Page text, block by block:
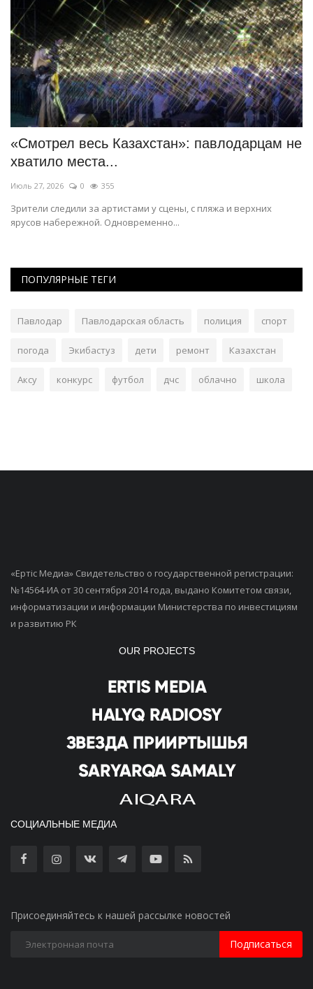
«Смотрел весь Казахстан»: павлодарцам не
хватило места...
Июль 27, 2026 0 355
Зрители следили за артистами у сцены, с пляжа и верхних
ярусов набережной. Одновременно...
ПОПУЛЯРНЫЕ ТЕГИ
Павлодар Павлодарская область полиция спорт
погода Экибастуз дети ремонт Казахстан
Аксу конкурс футбол дчс облачно школа
«Ертiс Медиа» Свидетельство о государственной регистрации:
№14564-ИА от 30 сентября 2014 года, выдано Комитетом связи,
информатизации и информации Министерства по инвестициям
и развитию РК
OUR PROJECTS
СОЦИАЛЬНЫЕ МЕДИА
Присоединяйтесь к нашей рассылке новостей
Подписаться